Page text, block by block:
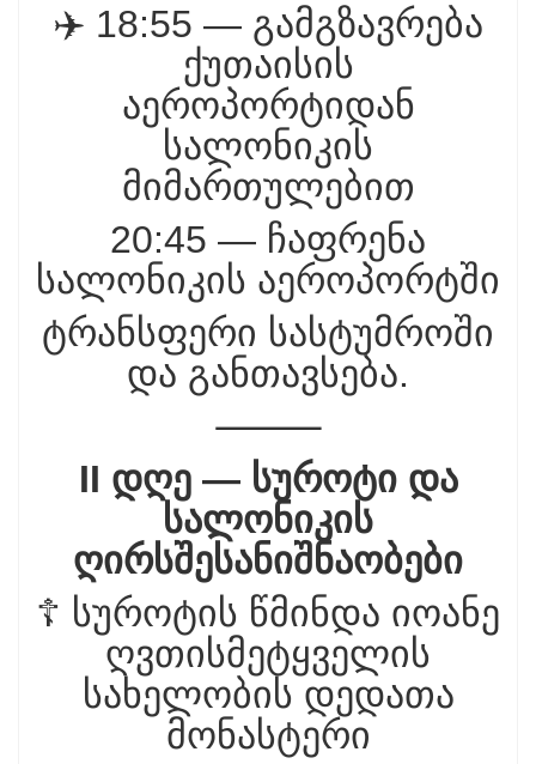
✈️ 18:55 — გამგზავრება
ქუთაისის
აეროპორტიდან
სალონიკის
მიმართულებით
20:45 — ჩაფრენა
სალონიკის აეროპორტში
ტრანსფერი სასტუმროში
და განთავსება.
⸻
II დღე — სუროტი და
სალონიკის
ღირსშესანიშნაობები
☦️ სუროტის წმინდა იოანე
ღვთისმეტყველის
სახელობის დედათა
მონასტერი